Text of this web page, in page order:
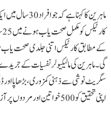
کے مطابق کارٹیکس اتنی جلدی صحت
گی۔ ماہرین کی مالیکیولر نفسیات کے
سگریٹ نوشی سے ذہنی کمزوری،بڑھاپا اور
اپنی تحقیق کو 500 خواتین اور مردوں پر آزمایا جن کی عمر 73 سال تھی۔